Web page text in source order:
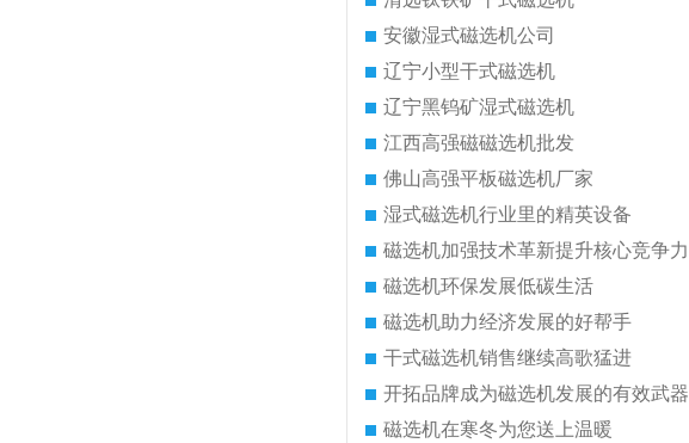
安徽湿式磁选机公司
辽宁小型干式磁选机
辽宁黑钨矿湿式磁选机
江西高强磁磁选机批发
佛山高强平板磁选机厂家
湿式磁选机行业里的精英设备
磁选机加强技术革新提升核心竞争力
磁选机环保发展低碳生活
磁选机助力经济发展的好帮手
干式磁选机销售继续高歌猛进
开拓品牌成为磁选机发展的有效武器
磁选机在寒冬为您送上温暖